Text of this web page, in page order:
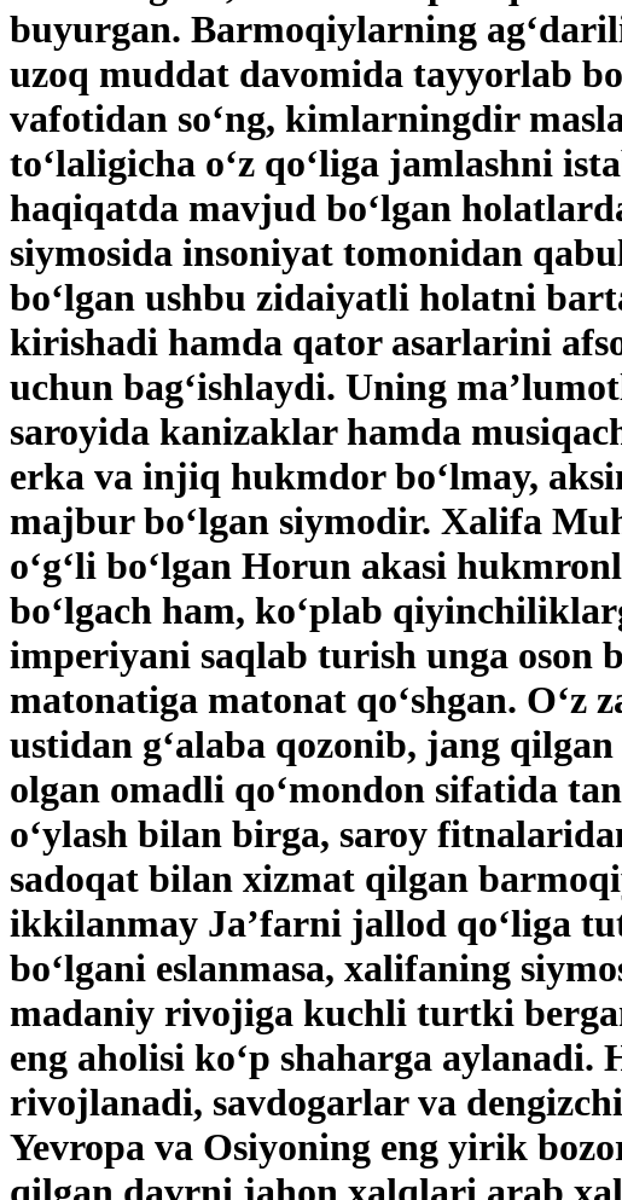
buyurgan. Barmoqiylarning
uzoq muddat davomida tayyorlab
vafotidan so‘ng, kimlarningdir
to‘laligicha o‘z qo‘liga jamlashni
haqiqatda mavjud bo‘lgan
siymosida insoniyat tomonidan
bo‘lgan ushbu zidaiyatli holatni
kirishadi hamda qator asarlarini
uchun bag‘ishlaydi. Uning
saroyida kanizaklar hamda
erka va injiq hukmdor bo‘lmay,
majbur bo‘lgan siymodir. Xalifa
o‘g‘li bo‘lgan Horun akasi
bo‘lgach ham, ko‘plab
imperiyani saqlab turish unga
matonatiga matonat qo‘shgan.
ustidan g‘alaba qozonib, jang
olgan omadli qo‘mondon sifatida
o‘ylash bilan birga, saroy
sadoqat bilan xizmat qilgan
ikkilanmay Ja’farni jallod qo‘liga
bo‘lgani eslanmasa, xalifaning
madaniy rivojiga kuchli turtki
eng aholisi ko‘p shaharga
rivojlanadi, savdogarlar va
Yevropa va Osiyoning eng yirik